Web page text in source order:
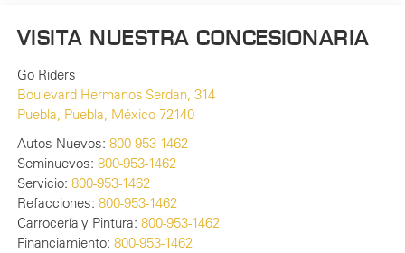
VISITA NUESTRA CONCESIONARIA
Go Riders
Boulevard Hermanos Serdan, 314
Puebla, Puebla, México 72140
Autos Nuevos: 800-953-1462
Seminuevos: 800-953-1462
Servicio: 800-953-1462
Refacciones: 800-953-1462
Carrocería y Pintura: 800-953-1462
Financiamiento: 800-953-1462